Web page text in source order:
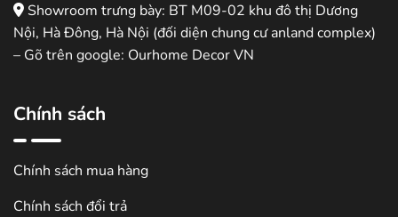
Showroom trưng bày: BT M09-02 khu đô thị Dương
Nội, Hà Đông, Hà Nội (đối diện chung cư anland complex)
– Gõ trên google: Ourhome Decor VN
Chính sách
Chính sách mua hàng
Chính sách đổi trả